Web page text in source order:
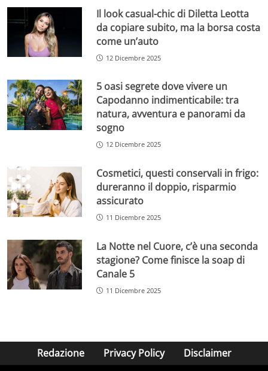
Il look casual-chic di Diletta Leotta
da copiare subito, ma la borsa costa
come un’auto
12 Dicembre 2025
5 oasi segrete dove vivere un
Capodanno indimenticabile: tra
natura, avventura e panorami da
sogno
12 Dicembre 2025
Cosmetici, questi conservali in frigo:
dureranno il doppio, risparmio
assicurato
11 Dicembre 2025
La Notte nel Cuore, c’è una seconda
stagione? Come finisce la soap di
Canale 5
11 Dicembre 2025
Redazione Privacy Policy Disclaimer